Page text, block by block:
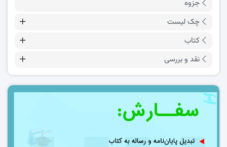
جزوه
چک لیست
کتاب
نقد و بررسی